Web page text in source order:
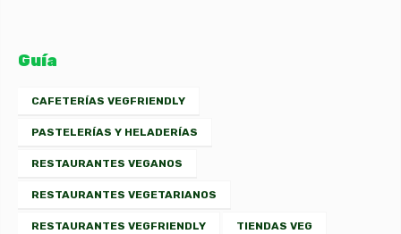
Guía
CAFETERÍAS VEGFRIENDLY
PASTELERÍAS Y HELADERÍAS
RESTAURANTES VEGANOS
RESTAURANTES VEGETARIANOS
RESTAURANTES VEGFRIENDLY TIENDAS VEG